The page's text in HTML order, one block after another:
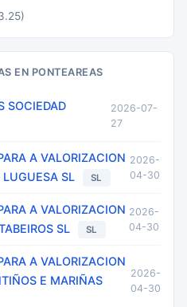
EN PONTEAREAS
SOCIEDAD
2026-07-
27
A VALORIZACION
SL
SL
2026-
04-30
A VALORIZACION
SL
SL
2026-
04-30
A VALORIZACION
E MARIÑAS
2026-
04-30